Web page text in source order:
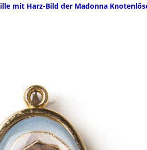
mit Harz-Bild der Madonna